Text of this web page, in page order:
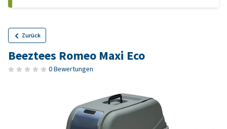
Zurück
Beeztees Romeo Maxi Eco
0 Bewertungen